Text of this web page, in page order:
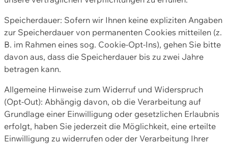
Speicherdauer: Sofern wir Ihnen keine expliziten Angaben
zur Speicherdauer von permanenten Cookies mitteilen (z.
B. im Rahmen eines sog. Cookie-Opt-Ins), gehen Sie bitte
davon aus, dass die Speicherdauer bis zu zwei Jahre
betragen kann.
Allgemeine Hinweise zum Widerruf und Widerspruch
(Opt-Out): Abhängig davon, ob die Verarbeitung auf
Grundlage einer Einwilligung oder gesetzlichen Erlaubnis
erfolgt, haben Sie jederzeit die Möglichkeit, eine erteilte
Einwilligung zu widerrufen oder der Verarbeitung Ihrer